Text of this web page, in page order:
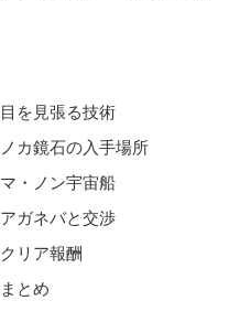
目を見張る技術
ノカ鏡石の入手場所
マ・ノン宇宙船
アガネバと交渉
クリア報酬
まとめ